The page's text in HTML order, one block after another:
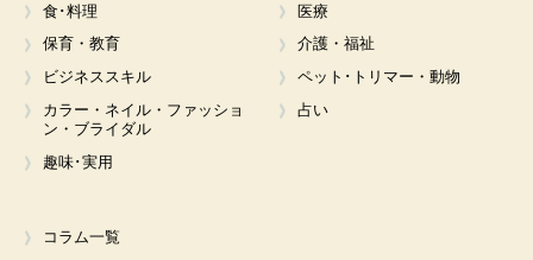
食･料理
医療
保育・教育
介護・福祉
ビジネススキル
ペット･トリマー・動物
カラー・ネイル・ファッショ
ン・ブライダル
占い
趣味･実用
コラム一覧